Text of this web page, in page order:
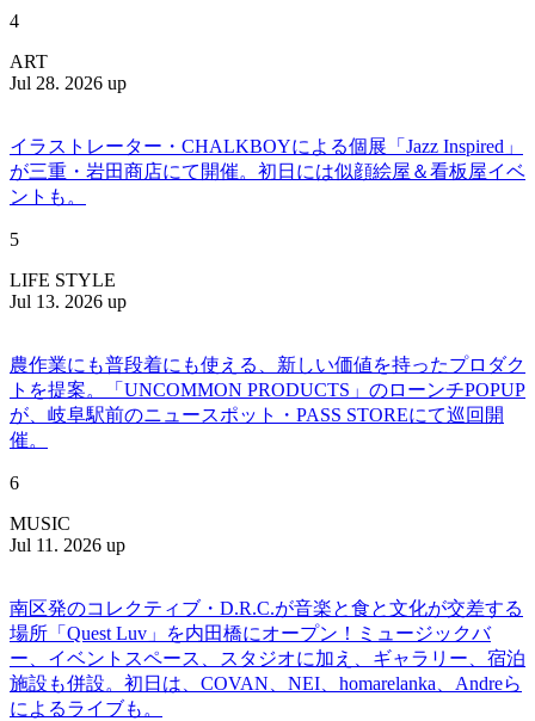
4
ART
Jul 28. 2026 up
イラストレーター・CHALKBOYによる個展「Jazz Inspired」
が三重・岩田商店にて開催。初日には似顔絵屋＆看板屋イベ
ントも。
5
LIFE STYLE
Jul 13. 2026 up
農作業にも普段着にも使える、新しい価値を持ったプロダク
トを提案。「UNCOMMON PRODUCTS」のローンチPOPUP
が、岐阜駅前のニュースポット・PASS STOREにて巡回開
催。
6
MUSIC
Jul 11. 2026 up
南区発のコレクティブ・D.R.C.が⾳楽と⾷と⽂化が交差する
場所「Quest Luv」を内田橋にオープン！ミュージックバ
ー、イベントスペース、スタジオに加え、ギャラリー、宿泊
施設も併設。初日は、COVAN、NEI、homarelanka、Andreら
によるライブも。